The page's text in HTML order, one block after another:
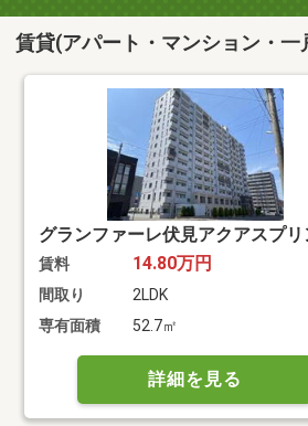
賃貸(アパート・マンション・一
賃料 14.80万円
間取り
2LDK
専有面積
52.7㎡
詳細を見る